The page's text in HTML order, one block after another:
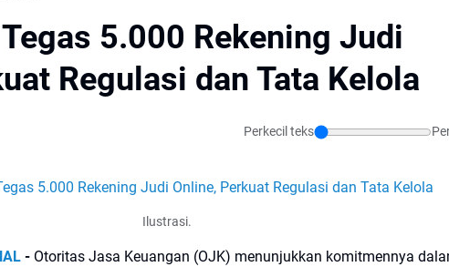
5.000 Rekening Judi
Regulasi dan Tata Kelola
Perkecil teks
Ilustrasi.
- Otoritas Jasa Keuangan (OJK) menunjukkan komitmennya